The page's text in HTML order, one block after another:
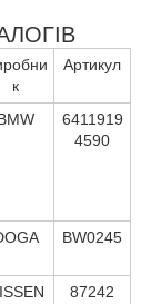
к
Артикул
6411919
4590
BW0245
87242